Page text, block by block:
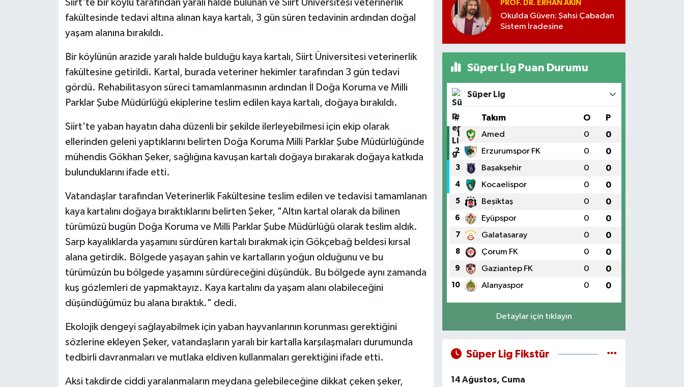
Siirt'te bir köylü tarafından yaralı halde bulunan ve Siirt Üniversitesi veterinerlik
fakültesinde tedavi altına alınan kaya kartalı, 3 gün süren tedavinin ardından doğal
yaşam alanına bırakıldı.
Bir köylünün arazide yaralı halde bulduğu kaya kartalı, Siirt Üniversitesi veterinerlik
fakültesine getirildi. Kartal, burada veteriner hekimler tarafından 3 gün tedavi
gördü. Rehabilitasyon süreci tamamlanmasının ardından İl Doğa Koruma ve Milli
Parklar Şube Müdürlüğü ekiplerine teslim edilen kaya kartalı, doğaya bırakıldı.
Siirt'te yaban hayatın daha düzenli bir şekilde ilerleyebilmesi için ekip olarak
ellerinden geleni yaptıklarını belirten Doğa Koruma Milli Parklar Şube Müdürlüğünde
mühendis Gökhan Şeker, sağlığına kavuşan kartalı doğaya bırakarak doğaya katkıda
bulunduklarını ifade etti.
Vatandaşlar tarafından Veterinerlik Fakültesine teslim edilen ve tedavisi tamamlanan
kaya kartalını doğaya bıraktıklarını belirten Şeker, "Altın kartal olarak da bilinen
türümüzü bugün Doğa Koruma ve Milli Parklar Şube Müdürlüğü olarak teslim aldık.
Sarp kayalıklarda yaşamını sürdüren kartalı bırakmak için Gökçebağ beldesi kırsal
alana getirdik. Bölgede yaşayan şahin ve kartalların yoğun olduğunu ve bu
türümüzün bu bölgede yaşamını sürdüreceğini düşündük. Bu bölgede aynı zamanda
kuş gözlemleri de yapmaktayız. Kaya kartalını da yaşam alanı olabileceğini
düşündüğümüz bu alana bıraktık." dedi.
Ekolojik dengeyi sağlayabilmek için yaban hayvanlarının korunması gerektiğini
sözlerine ekleyen Şeker, vatandaşların yaralı bir kartalla karşılaşmaları durumunda
tedbirli davranmaları ve mutlaka eldiven kullanmaları gerektiğini ifade etti.
Aksi takdirde ciddi yaralanmaların meydana gelebileceğine dikkat çeken şeker,
PROF. DR. ERHAN AKIN
Okulda Güven: Şahsi Çabadan
Sistem İradesine
Süper Lig Puan Durumu
Süper Lig
# Takım O P
1 Amed 0 0
2 Erzurumspor FK 0 0
3 Başakşehir 0 0
4 Kocaelispor 0 0
5 Beşiktaş 0 0
6 Eyüpspor 0 0
7 Galatasaray 0 0
8 Çorum FK 0 0
9 Gaziantep FK 0 0
10 Alanyaspor 0 0
Detaylar için tıklayın
Süper Lig Fikstür
14 Ağustos, Cuma